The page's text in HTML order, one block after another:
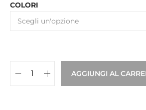
COLORI
AGGIUNGI AL